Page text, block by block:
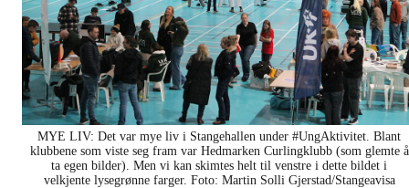
MYE LIV: Det var mye liv i Stangehallen under #UngAktivitet. Blant
klubbene som viste seg fram var Hedmarken Curlingklubb (som glemte å
ta egen bilder). Men vi kan skimtes helt til venstre i dette bildet i
velkjente lysegrønne farger. Foto: Martin Solli Gjerstad/Stangeavisa